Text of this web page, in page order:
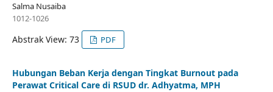
Salma Nusaiba
1012-1026
Abstrak View: 73 PDF
Hubungan Beban Kerja dengan Tingkat Burnout pada
Perawat Critical Care di RSUD dr. Adhyatma, MPH